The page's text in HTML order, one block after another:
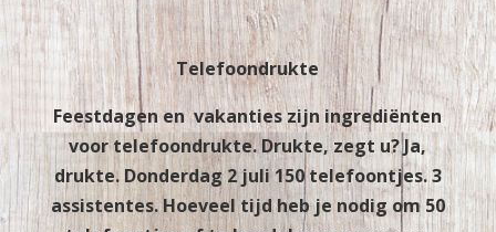
Telefoondrukte
Feestdagen en vakanties zijn ingrediënten
voor telefoondrukte. Drukte, zegt u? Ja,
drukte. Donderdag 2 juli 150 telefoontjes. 3
assistentes. Hoeveel tijd heb je nodig om 50